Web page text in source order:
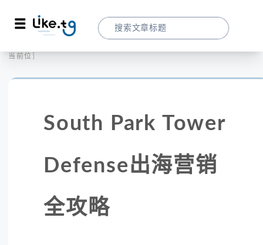
当前位置：
South Park Tower
Defense出海营销
全攻略